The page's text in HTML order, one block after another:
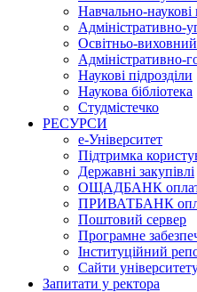
Навчально-наукові
Адміністративно-
Освітньо-
Адміністративно-
Наукові підрозділи
Наукова бібліотека
Студмістечко
РЕСУРСИ
е-Університет
Підтримка
Державні закупівлі
ОЩАДБАНК
ПРИВАТБАНК
Поштовий сервер
Програмне
Інституційний
Сайти
Запитати у ректора